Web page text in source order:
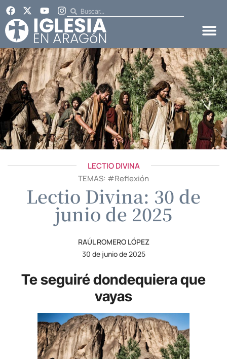
LECTIO DIVINA
TEMAS: #Reflexión
Lectio Divina: 30 de
junio de 2025
RAÚL ROMERO LÓPEZ
30 de junio de 2025
Te seguiré dondequiera que
vayas